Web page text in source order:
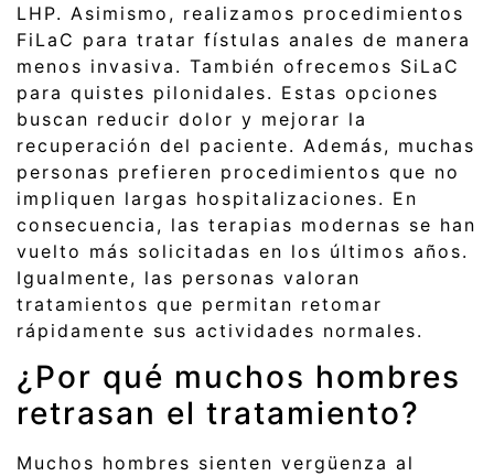
LHP. Asimismo, realizamos procedimientos
FiLaC para tratar fístulas anales de manera
menos invasiva. También ofrecemos SiLaC
para quistes pilonidales. Estas opciones
buscan reducir dolor y mejorar la
recuperación del paciente. Además, muchas
personas prefieren procedimientos que no
impliquen largas hospitalizaciones. En
consecuencia, las terapias modernas se han
vuelto más solicitadas en los últimos años.
Igualmente, las personas valoran
tratamientos que permitan retomar
rápidamente sus actividades normales.
¿Por qué muchos hombres
retrasan el tratamiento?
Muchos hombres sienten vergüenza al